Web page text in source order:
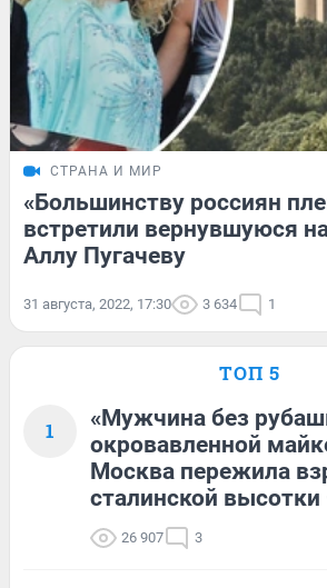
СТРАНА И МИР
«Большинству россиян
встретили вернувшуюся
Аллу Пугачеву
31 августа, 2022, 17:30 3 634 1
ТОП 5
1
«Мужчина без
окровавленной
Москва пережила
сталинской
26 907 3